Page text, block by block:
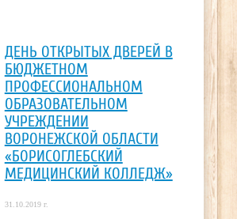
ДЕНЬ ОТКРЫТЫХ ДВЕРЕЙ В
БЮДЖЕТНОМ
ПРОФЕССИОНАЛЬНОМ
ОБРАЗОВАТЕЛЬНОМ
УЧРЕЖДЕНИИ
ВОРОНЕЖСКОЙ ОБЛАСТИ
«БОРИСОГЛЕБСКИЙ
МЕДИЦИНСКИЙ КОЛЛЕДЖ»
31.10.2019 г.